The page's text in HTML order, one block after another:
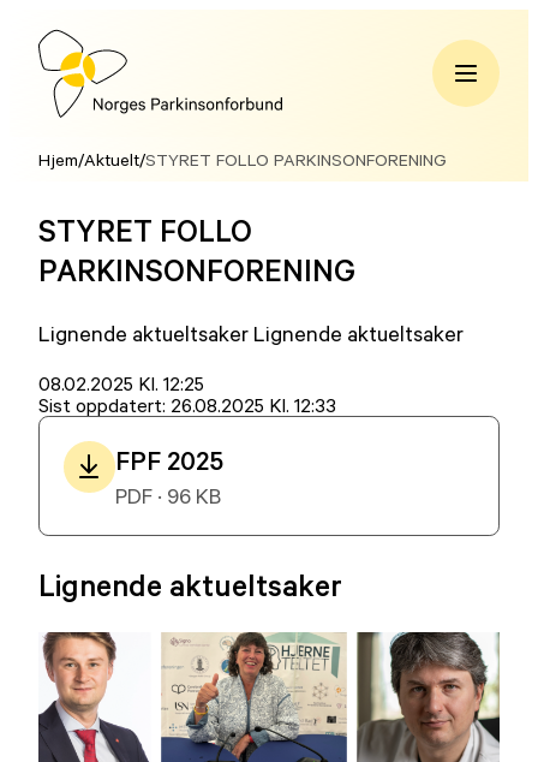
Hopp
innholdNorges
Hjem/Aktuelt/STYRET FOLLO PARKINSONFORENING
STYRET FOLLO
PARKINSONFORENING
Lignende aktueltsaker Lignende aktueltsaker
Lagt
ut
på
08.02.2025 Kl. 12:25
Sist oppdatert: 26.08.2025 Kl. 12:33
FPF 2025
PDF · 96 KB
Lignende aktueltsaker